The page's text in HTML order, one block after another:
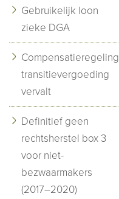
Gebruikelijk loon
zieke DGA
Compensatieregeling
transitievergoeding
vervalt
Definitief geen
rechtsherstel box 3
voor niet-
bezwaarmakers
(2017–2020)